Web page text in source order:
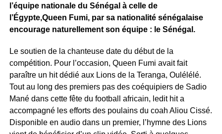
l’équipe nationale du Sénégal à celle de
l’Égypte,Queen Fumi, par sa nationalité sénégalaise
encourage naturellement son équipe : le Sénégal.
Le soutien de la chanteuse date du début de la
compétition. Pour l’occasion, Queen Fumi avait fait
paraître un hit dédié aux Lions de la Teranga, Oulélélé.
Tout au long des premiers pas des coéquipiers de Sadio
Mané dans cette fête du football africain, ledit hit a
accompagné les efforts des poulains du coah Aliou Cissé.
Disponible en audio dans un premier, l’hymne des Lions